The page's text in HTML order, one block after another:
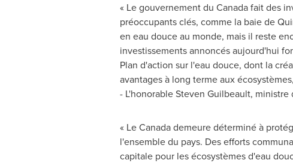
« Le gouvernement du Canada fait des
préoccupants clés, comme la baie de
en eau douce au monde, mais il reste
investissements annoncés aujourd'hui
Plan d'action sur l'eau douce, dont la
avantages à long terme aux
- L'honorable Steven Guilbeault,
« Le Canada demeure déterminé à
l'ensemble du pays. Des efforts
capitale pour les écosystèmes d'eau